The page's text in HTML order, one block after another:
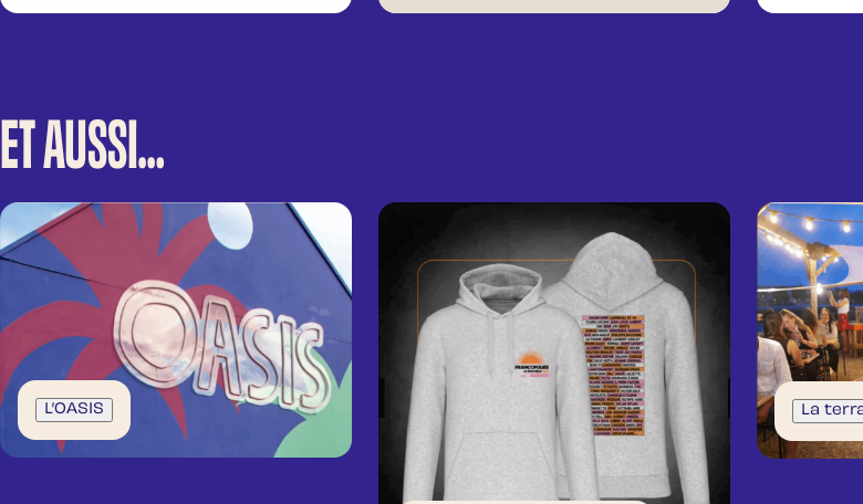
ET AUSSI…
L’OASIS La